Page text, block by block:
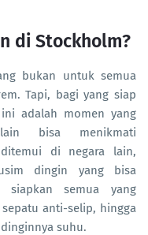
di Stockholm?
bukan untuk semua
Tapi, bagi yang siap
adalah momen yang
bisa menikmati
di negara lain,
dingin yang bisa
semua yang
anti-selip, hingga
suhu.